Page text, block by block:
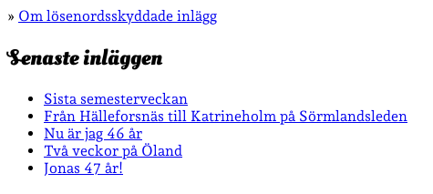
» Om lösenordsskyddade inlägg
Senaste inläggen
Sista semesterveckan
Från Hälleforsnäs till Katrineholm på Sörmlandsleden
Nu är jag 46 år
Två veckor på Öland
Jonas 47 år!